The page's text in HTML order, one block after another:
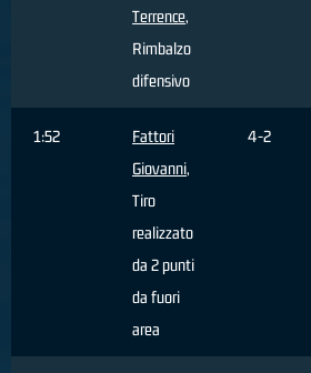
Terrence,
Rimbalzo
difensivo
1:52
Fattori
Giovanni,
Tiro
realizzato
da 2 punti
da fuori
area
4-2